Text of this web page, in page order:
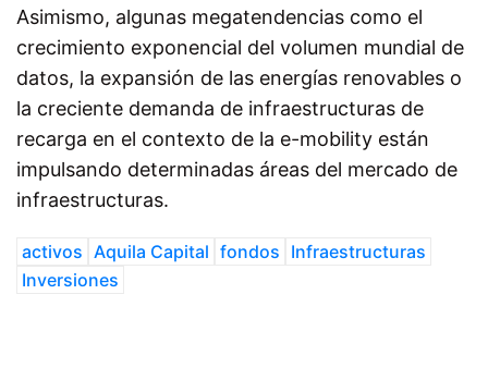
Asimismo, algunas megatendencias como el
crecimiento exponencial del volumen mundial de
datos, la expansión de las energías renovables o
la creciente demanda de infraestructuras de
recarga en el contexto de la e-mobility están
impulsando determinadas áreas del mercado de
infraestructuras.
activos Aquila Capital fondos Infraestructuras
Inversiones